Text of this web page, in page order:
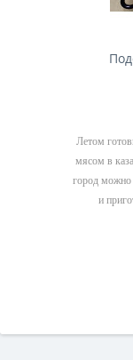
Летом
мясом в
город можно
и